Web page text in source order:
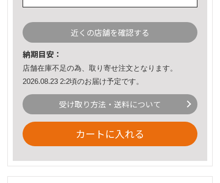
近くの店舗を確認する
納期目安：
店舗在庫不足の為、取り寄せ注文となります。
2026.08.23 2:2頃のお届け予定です。
受け取り方法・送料について
カートに入れる